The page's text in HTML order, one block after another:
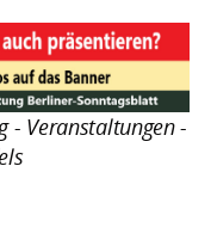
- Veranstaltungen -